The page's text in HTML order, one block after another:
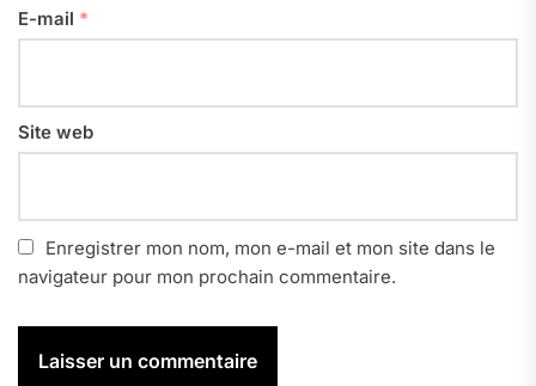
E-mail *
Site web
Enregistrer mon nom, mon e-mail et mon site dans le
navigateur pour mon prochain commentaire.